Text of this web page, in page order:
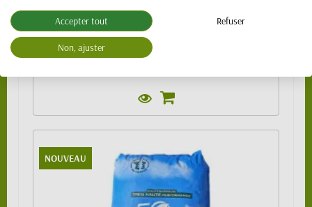
1/2 palette 480kg (48 sacs) - SPECIAL
VL (PTAC 3.5t)
219,00 €
Palette 990 kg (99 sacs)
NOUVEAU
Accepter tout Refuser
Non, ajuster